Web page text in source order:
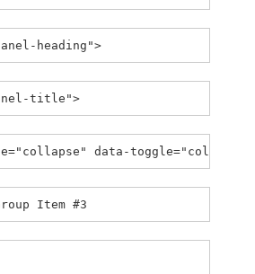
heading">
title">
data-
Item #3